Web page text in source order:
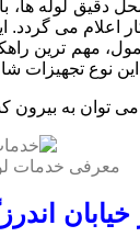
دقیق لوله ها،
می گردد.
مهم ترین
این نوع
توان به بیرون
معرفی خدمات